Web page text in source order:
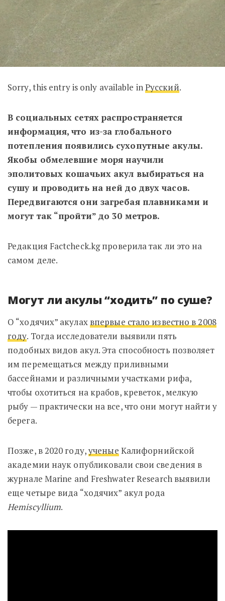
Sorry, this entry is only available inРусский.
В социальных сетях распространяется
информация, что из-за глобального
потепления появились сухопутные акулы.
Якобы обмелевшие моря научили
эполитовых кошачьих акул выбираться на
сушу и проводить на ней до двух часов.
Передвигаются они загребая плавниками и
могут так “пройти” до 30 метров.
Редакция Factcheck.kg проверила так ли это на
самом деле.
Могут ли акулы “ходить” по суше?
О “ходячих” акулах впервые стало известно в 2008
году. Тогда исследователи выявили пять
подобных видов акул. Эта способность позволяет
им перемещаться между приливными
бассейнами и различными участками рифа,
чтобы охотиться на крабов, креветок, мелкую
рыбу — практически на все, что они могут найти у
берега.
Позже, в 2020 году,ученые Калифорнийской
академии наук опубликовали свои сведения в
журнале Marine and Freshwater Research выявили
еще четыре вида “ходячих” акул рода
Hemiscyllium.